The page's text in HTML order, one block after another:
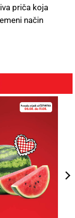
priča koja
način